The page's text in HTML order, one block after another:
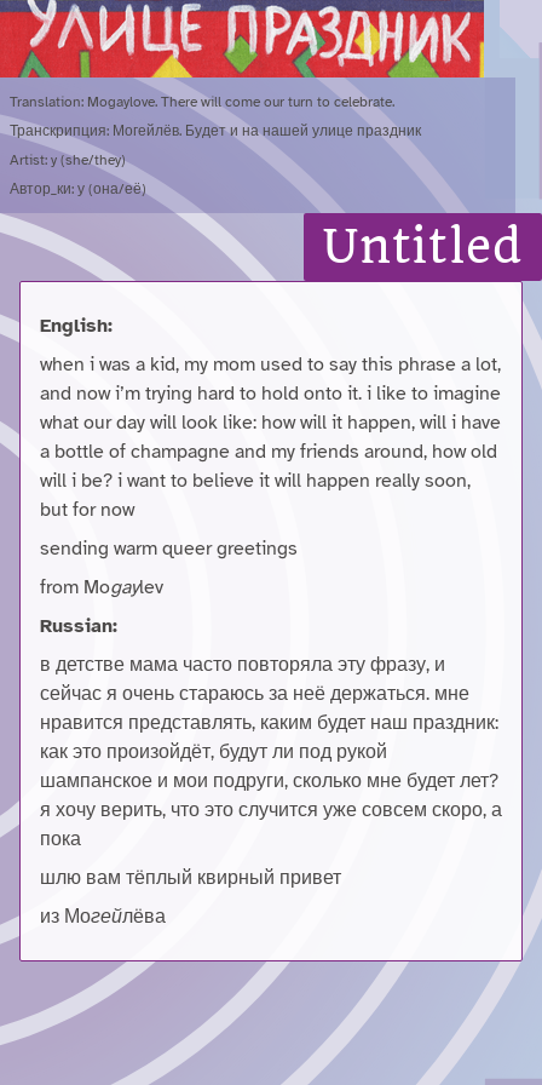
Translation: Mogaylove. There will come our turn to celebrate.
Транскрипция: Могейлёв. Будет и на нашей улице праздник
Artist: y (she/they)
Автор_ки: у (она/её)
Untitled
English:
when i was a kid, my mom used to say this phrase a lot,
and now i’m trying hard to hold onto it. i like to imagine
what our day will look like: how will it happen, will i have
a bottle of champagne and my friends around, how old
will i be? i want to believe it will happen really soon,
but for now
sending warm queer greetings
from Mogaylev
Russian:
в детстве мама часто повторяла эту фразу, и
сейчас я очень стараюсь за неё держаться. мне
нравится представлять, каким будет наш праздник:
как это произойдёт, будут ли под рукой
шампанское и мои подруги, сколько мне будет лет?
я хочу верить, что это случится уже совсем скоро, а
пока
шлю вам тёплый квирный привет
из Могейлёва